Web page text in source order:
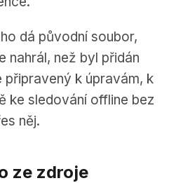
dá původní soubor,
nahrál, než byl přidán
k úpravám, k
ke sledování offline bez
něj.
ze zdroje